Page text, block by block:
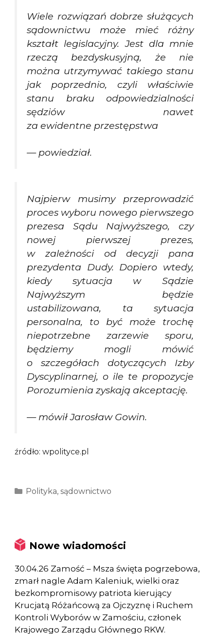
Wiele rozwiązań dobrze służących
sądownictwu może mieć różny
kształt legislacyjny. Jest dla mnie
rzeczą bezdyskusyjną, że nie
można utrzymywać takiego stanu
jak poprzednio, czyli właściwie
stanu braku odpowiedzialności
sędziów nawet
za ewidentne przestępstwa
— powiedział.
Najpierw musimy przeprowadzić
proces wyboru nowego pierwszego
prezesa Sądu Najwyższego, czy
nowej pierwszej prezes,
w zależności od decyzji pana
prezydenta Dudy. Dopiero wtedy,
kiedy sytuacja w Sądzie
Najwyższym będzie
ustabilizowana, ta sytuacja
personalna, to być może trochę
niepotrzebne zarzewie sporu,
będziemy mogli mówić
o szczegółach dotyczących Izby
Dyscyplinarnej, o ile te propozycje
Porozumienia zyskają akceptację.
— mówił Jarosław Gowin.
źródło: wpolityce.pl
Kategorie
Polityka, sądownictwo
Nowe wiadomości
30.04.26 Zamość – Msza święta pogrzebowa,
zmarł nagle Adam Kaleniuk, wielki oraz
bezkompromisowy patriota kierujący
Krucjatą Różańcową za Ojczyznę i Ruchem
Kontroli Wyborów w Zamościu, członek
Krajowego Zarządu Głównego RKW.